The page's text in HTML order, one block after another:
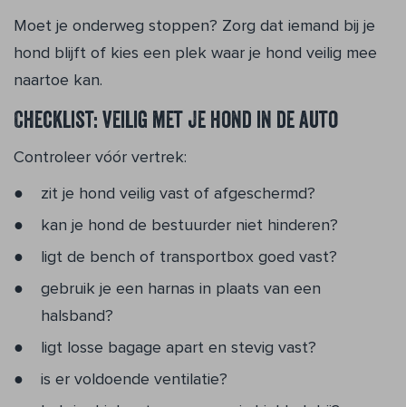
Moet je onderweg stoppen? Zorg dat iemand bij je
hond blijft of kies een plek waar je hond veilig mee
naartoe kan.
Checklist: veilig met je hond in de auto
Controleer vóór vertrek:
zit je hond veilig vast of afgeschermd?
kan je hond de bestuurder niet hinderen?
ligt de bench of transportbox goed vast?
gebruik je een harnas in plaats van een
halsband?
ligt losse bagage apart en stevig vast?
is er voldoende ventilatie?